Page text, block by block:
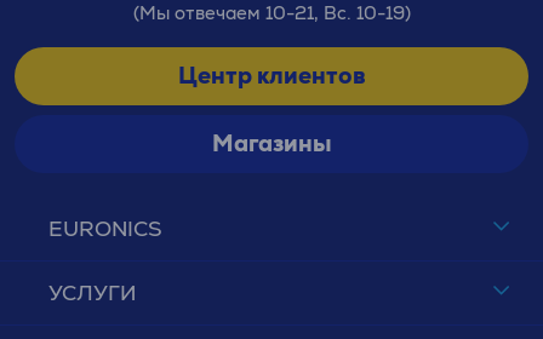
EURONICS
УСЛУГИ
(Мы отвечаем 10-21, Вс. 10-19)
Центр клиентов
Магазины